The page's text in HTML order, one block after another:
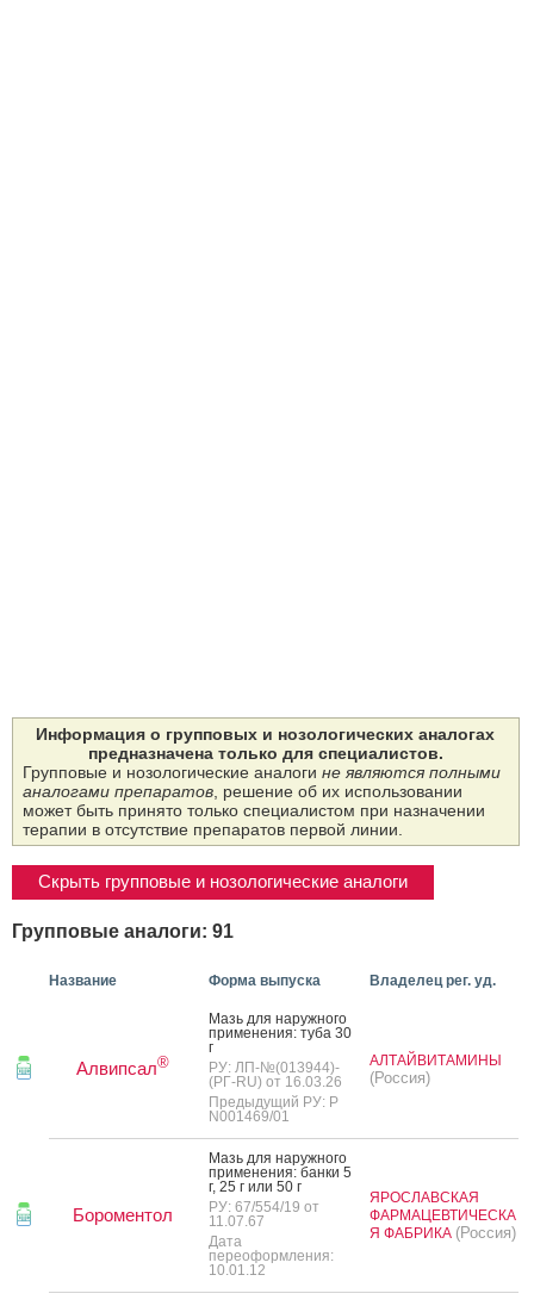
Информация о групповых и нозологических аналогах
предназначена только для специалистов.
Групповые и нозологические аналоги не являются полными
аналогами препаратов, решение об их использовании
может быть принято только специалистом при назначении
терапии в отсутствие препаратов первой линии.
Скрыть групповые и нозологические аналоги
Групповые аналоги: 91
Название Форма выпуска Владелец рег. уд.
Алвипсал®
Мазь для на­руж­но­го
при­мене­ния: ту­ба 30
г
РУ: ЛП-№(013944)-
(РГ-RU) от 16.03.26
Предыдущий РУ: Р
N001469/01
АЛТАЙВИТАМИНЫ
(Россия)
Бороментол
Мазь для на­руж­но­го
при­мене­ния: бан­ки 5
г, 25 г или 50 г
РУ: 67/554/19 от
11.07.67
Дата
переоформления:
10.01.12
ЯРОСЛАВСКАЯ
ФАРМАЦЕВТИЧЕСКА
Я ФАБРИКА (Россия)